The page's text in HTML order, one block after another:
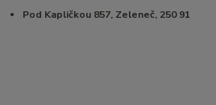
Pod Kapličkou 857, Zeleneč, 250 91